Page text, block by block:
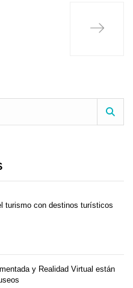
turismo con destinos turísticos
y Realidad Virtual están